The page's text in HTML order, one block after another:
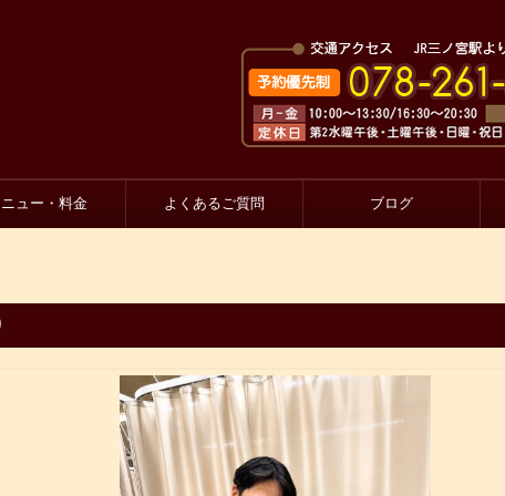
ニュー・料金 よくあるご質問 ブログ